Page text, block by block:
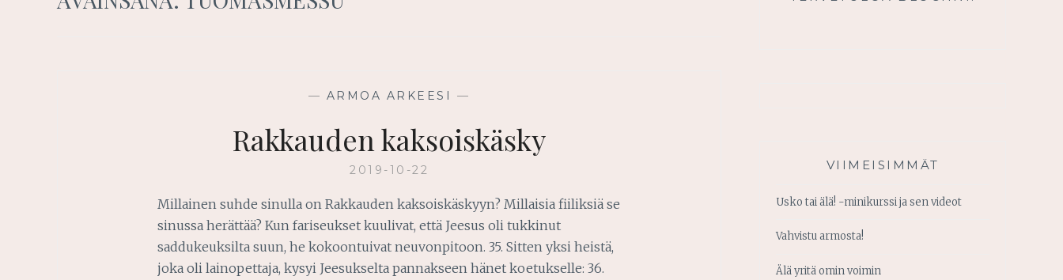
— ARMOA ARKEESI —
Rakkauden kaksoiskäsky
2019-10-22
Millainen suhde sinulla on Rakkauden kaksoiskäskyyn? Millaisia fiiliksiä se
sinussa herättää? Kun fariseukset kuulivat, että Jeesus oli tukkinut
saddukeuksilta suun, he kokoontuivat neuvonpitoon. 35. Sitten yksi heistä,
joka oli lainopettaja, kysyi Jeesukselta pannakseen hänet koetukselle: 36.
VIIMEISIMMÄT
Usko tai älä! -minikurssi ja sen videot
Vahvistu armosta!
Älä yritä omin voimin